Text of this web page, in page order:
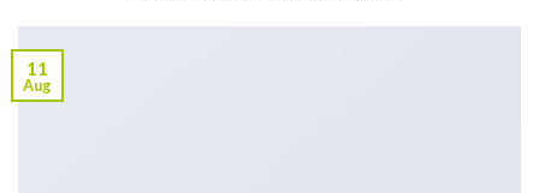
11
Aug